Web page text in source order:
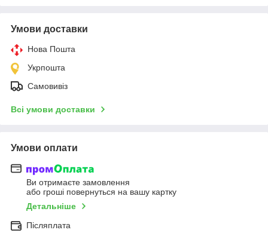
Умови доставки
Нова Пошта
Укрпошта
Самовивіз
Всі умови доставки
Умови оплати
Ви отримаєте замовлення
або гроші повернуться на вашу картку
Детальніше
Післяплата